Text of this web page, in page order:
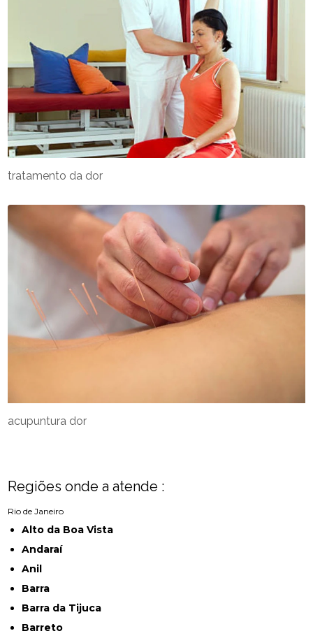
acupuntura dor
tratamento da dor
Regiões onde a atende :
Rio de Janeiro
Alto da Boa Vista
Andaraí
Anil
Barra
Barra da Tijuca
Barreto